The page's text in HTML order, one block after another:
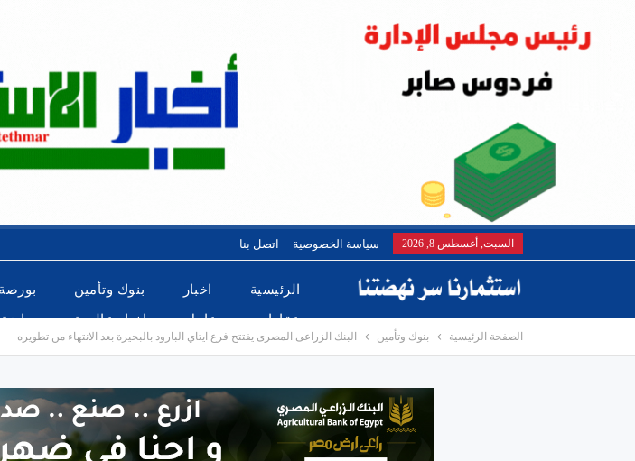
السبت, أغسطس 8, 2026 سياسة الخصوصية اتصل بنا
الرئيسية اخبار بنوك وتأمين بورصة
عقارات عاجل اخبار عالمية رياضة
الصفحة الرئيسية بنوك وتأمين البنك الزراعى المصرى يفتتح فرع ايتاي البارود بالبحيرة بعد الانتهاء من تطويره